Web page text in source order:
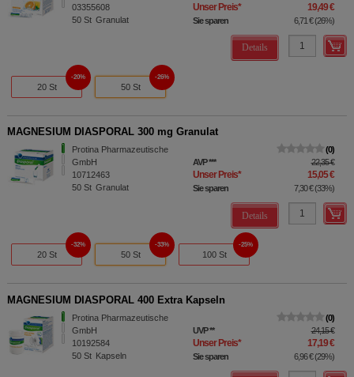
03355608
50 St Granulat
Unser Preis* 19,49 €
Sie sparen 6,71 €(26%)
Details
20 St
20%
50 St
26%
MAGNESIUM DIASPORAL 300 mg Granulat
Protina Pharmazeutische
GmbH
10712463
50 St Granulat
0
AVP*** 22,35 €
Unser Preis* 15,05 €
Sie sparen 7,30 €(33%)
Details
20 St
32%
50 St
33%
100 St
25%
MAGNESIUM DIASPORAL 400 Extra Kapseln
Protina Pharmazeutische
GmbH
10192584
50 St Kapseln
0
UVP** 24,15 €
Unser Preis* 17,19 €
Sie sparen 6,96 €(29%)